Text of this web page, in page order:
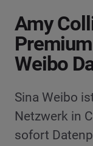
Amy
Weibo
Sina Weibo
Netzwerk in
sofort